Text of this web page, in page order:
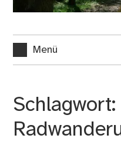
Menü
Schlagwort: